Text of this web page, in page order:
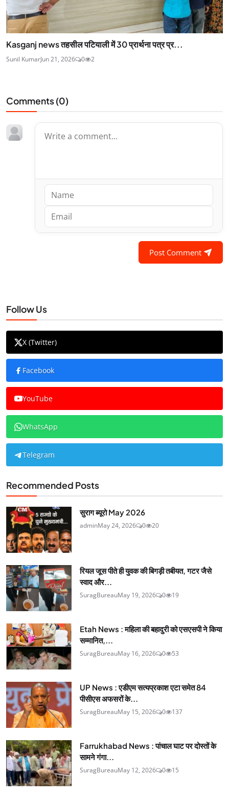
Kasganj news तहसील पटियाली में 30 प्रार्थना पत्र प्र...
Sunil KumarJun 21, 2026 0 2
Comments (0)
Post Comment
Follow Us
X (Twitter)
Facebook
YouTube
WhatsApp
Telegram
Recommended Posts
सुराग ब्यूरो May 2026
adminMay 24, 2026 0 20
रियल जूस पीते ही युवक की बिगड़ी तबीयत, गटर जैसे
स्वाद और...
SuragBureauMay 19, 2026 0 19
Etah News : महिला की बहादुरी को एसएसपी ने किया
सम्मानित,...
SuragBureauMay 16, 2026 0 53
UP News : एडीएम सत्यप्रकाश एटा समेत 84
पीसीएस अफसरों के...
SuragBureauMay 15, 2026 0 137
Farrukhabad News : पांचाल घाट पर दोस्तों के
सामने गंगा...
SuragBureauMay 12, 2026 0 15